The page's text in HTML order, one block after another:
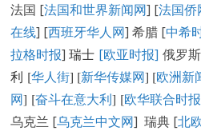
法国 [法国和世界新闻网] [法国侨
在线] [西班牙华人网] 希腊 [中希
拉格时报]瑞士 [欧亚时报] 俄罗
利 [华人街] [新华传媒网] [欧洲新
网] [奋斗在意大利] [欧华联合时报
乌克兰 [乌克兰中文网] 瑞典 [北